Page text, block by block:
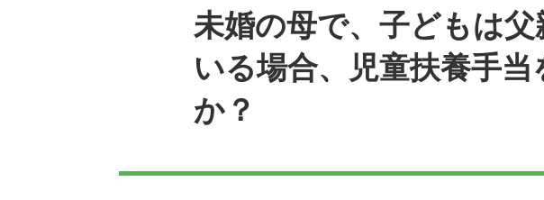
未婚の母で、子どもは
いる場合、児童扶養手
か？